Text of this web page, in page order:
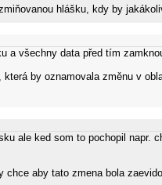
hlášku, kdy by
a všechny data před tím
by oznamovala změnu v
ale ked som to pochopil napr.
chce aby tato zmena bola